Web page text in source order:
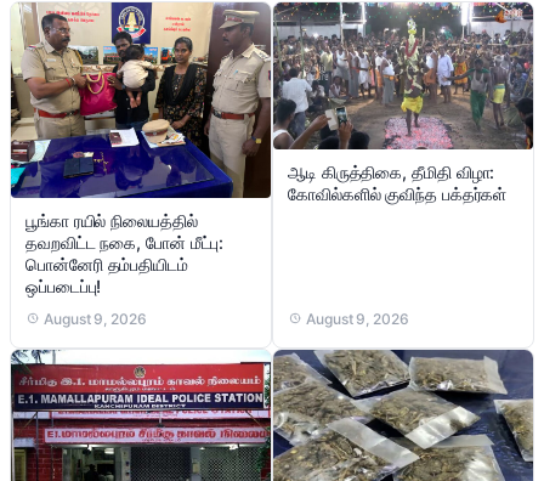
பூங்கா ரயில் நிலையத்தில்
தவறவிட்ட நகை, போன் மீட்பு:
பொன்னேரி தம்பதியிடம்
ஒப்படைப்பு!
August 9, 2026
ஆடி கிருத்திகை, தீமிதி விழா:
கோவில்களில் குவிந்த பக்தர்கள்
August 9, 2026